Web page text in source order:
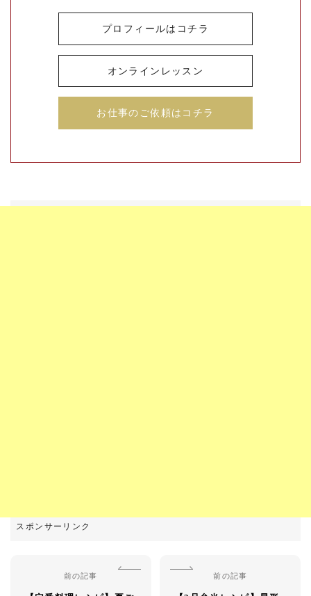
プロフィールはコチラ
オンラインレッスン
お仕事のご依頼はコチラ
前の記事 前の記事